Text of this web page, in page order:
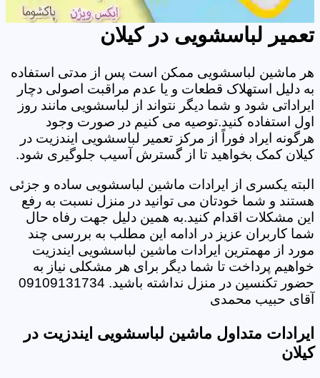
تعمیر لباسشویی در کیلان
هر ماشین لباسشویی ممکن است پس از مدتی استفاده
به دلیل استهلاک قطعات و یا عدم مراقبت اصولی دچار
ایراداتی شود و شما دیگر نتواند از لباسشویی مانند روز
اول استفاده کنید.توصیه می کنیم در صورت وجود
هرگونه ایراد فوراً از مرکز تعمیر لباسشویی ایندزیت در
کیلان کمک بخواهید تا از گسترش آسیب جلوگیری شود.
البته یکسری از ایرادات ماشین لباسشویی ساده و جزئی
هستند و شما خودتان می توانید در منزل نسبت به رفع
این مشکلات اقدام کنید.به همین دلیل جهت رفاه حال
شما کاربران عزیز در ادامه این مطلب به بررسی چند
مورد از مهمترین ایرادات ماشین لباسشویی ایندزیت
خواهیم پرداخت تا شما دیگر برای هر مشکلی نیاز به
حضور تکنسین در منزل نداشته باشید. 09109131734
آقای حبیب محمدی
ایرادات متداول ماشین لباسشویی ایندزیت در
کیلان